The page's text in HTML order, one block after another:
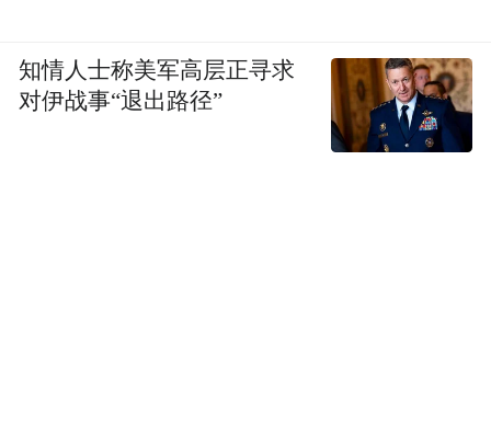
知情人士称美军高层正寻求
对伊战事“退出路径”